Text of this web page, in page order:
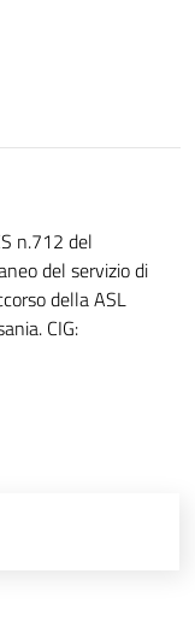
n.712 del
del servizio di
della ASL
CIG: